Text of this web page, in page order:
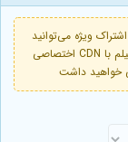
ویژه می‌توانید
هر 2 ساعت یک‌بار درخواست همگام‌سازی لینک‌های این فیلم با CDN اختصاصی
خواهید داشت